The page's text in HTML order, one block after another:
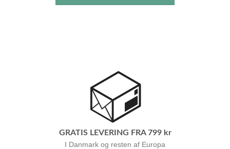
GRATIS LEVERING FRA 799 kr
I Danmark og resten af Europa